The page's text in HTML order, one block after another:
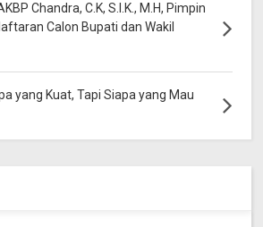
Chandra, C.K, S.I.K., M.H, Pimpin
Calon Bupati dan Wakil
yang Kuat, Tapi Siapa yang Mau